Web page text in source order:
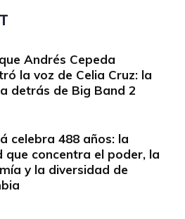
Andrés Cepeda
la voz de Celia Cruz: la
detrás de Big Band 2
celebra 488 años: la
que concentra el poder, la
y la diversidad de